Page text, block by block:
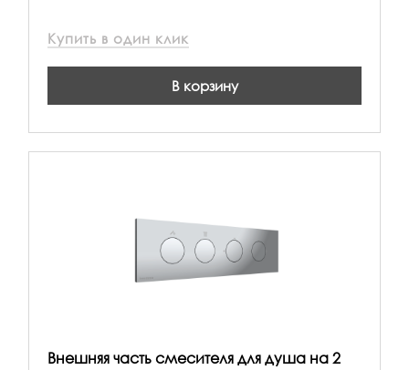
Купить в один клик
В корзину
Внешняя часть смесителя для душа на 2